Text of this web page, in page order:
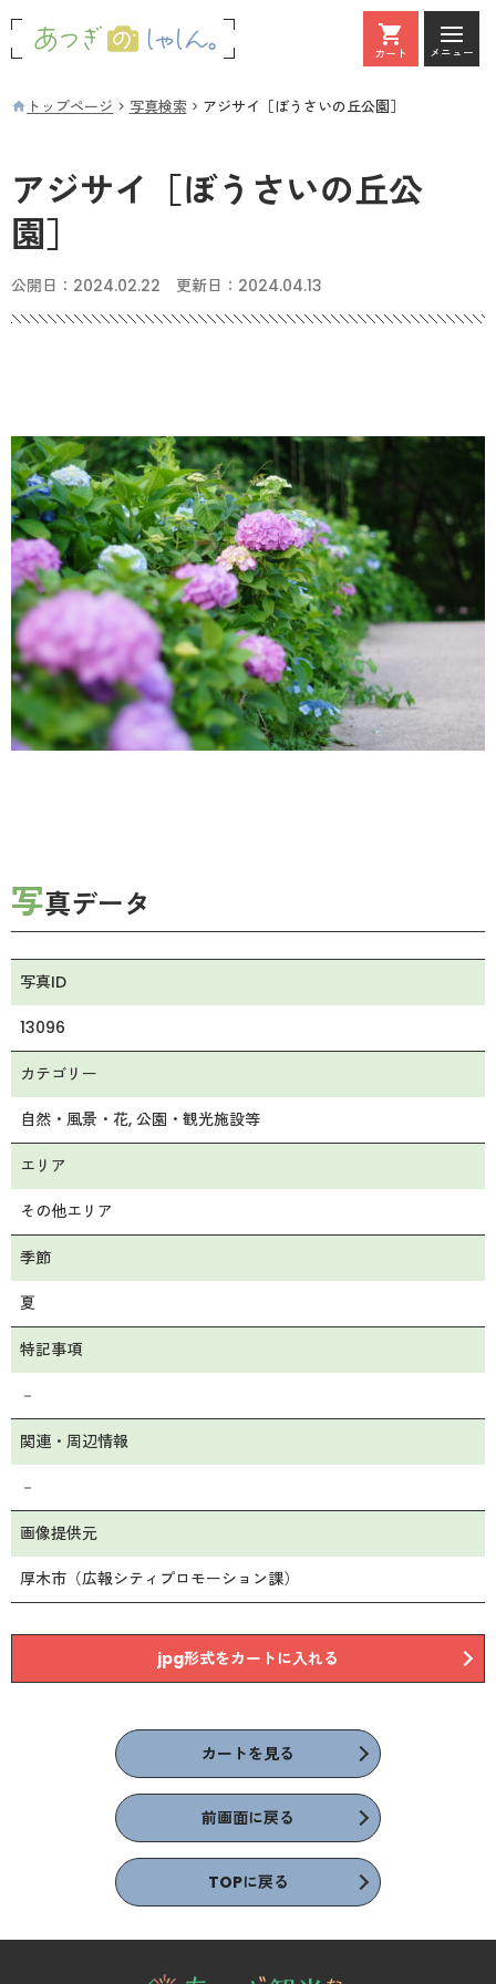
カート
カート メニュー
トップページ 写真検索 アジサイ［ぼうさいの丘公園］
アジサイ［ぼうさいの丘公
園］
公開日： 2024.02.22 更新日： 2024.04.13
写真データ
写真ID
13096
カテゴリー
自然・風景・花 公園・観光施設等
エリア
その他エリア
季節
夏
特記事項
－
関連・周辺情報
－
画像提供元
厚木市（広報シティプロモーション課）
jpg形式をカートに入れる
カートを見る
前画面に戻る
TOPに戻る